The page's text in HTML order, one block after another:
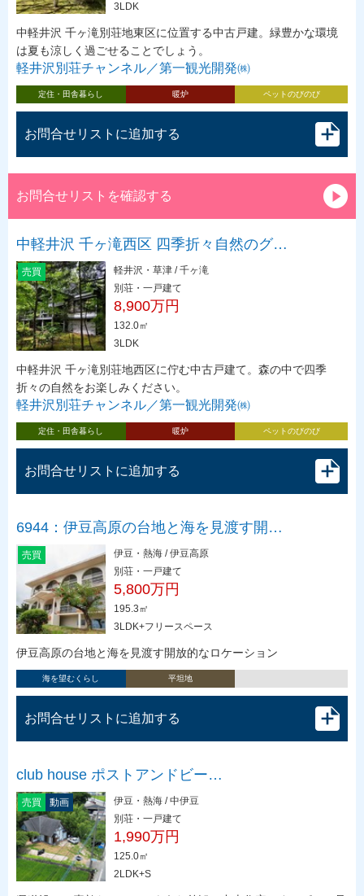
3LDK
中軽井沢 千ヶ滝別荘地東区に位置する中古戸建。緑豊かな環境
は夏も涼しく過ごせることでしょう。
軽井沢別荘チャンネル／第一観光開発㈱
定住・田舎暮らし 暖炉 ペットのびのび
お問合せリストに追加する
お問合せリストを確認する
中軽井沢 千ヶ滝西区 四季折々自然のグ…
売買
軽井沢・草津 / 千ヶ滝
別荘・一戸建て
8,900万円
132.0㎡
3LDK
中軽井沢 千ヶ滝別荘地西区に佇む中古戸建て。森の中で四季
折々の自然をお楽しみください。
軽井沢別荘チャンネル／第一観光開発㈱
定住・田舎暮らし 暖炉 ペットのびのび
お問合せリストに追加する
6944：伊豆高原の台地と海を見渡す開…
売買
伊豆・熱海 / 伊豆高原
別荘・一戸建て
5,800万円
195.3㎡
3LDK+フリースペース
伊豆高原の台地と海を見渡す開放的なロケーション
海を望むくらし 平坦地
お問合せリストに追加する
club house ポストアンドビー…
売買 動画
伊豆・熱海 / 中伊豆
別荘・一戸建て
1,990万円
125.0㎡
2LDK+S